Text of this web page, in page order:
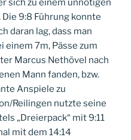
sich zu einem unnötigen
9:8 Führung konnte
daran lag, dass man
einem 7m, Pässe zum
Marcus Nethövel nach
Mann fanden, bzw.
Anspiele zu
Reilingen nutzte seine
„Dreierpack“ mit 9:11
mit dem 14:14